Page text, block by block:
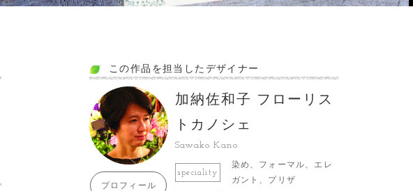
この作品を担当したデザイナー
プロフィール
加納佐和子 フローリス
トカノシェ
Sawako Kano
speciality
染め、フォーマル、エレ
ガント、プリザ